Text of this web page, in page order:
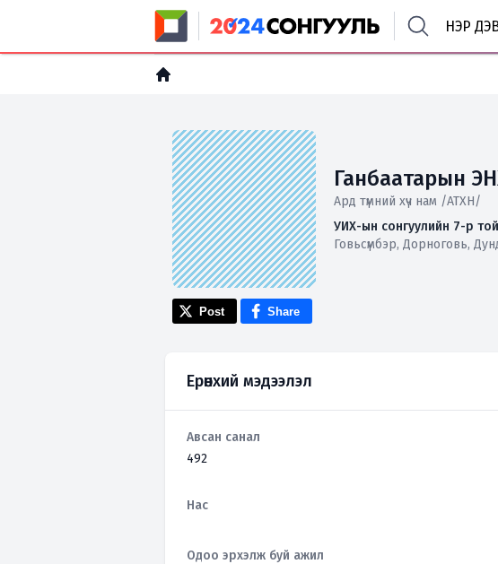
НЭР
Ганбаатарын
Ард түмний хүч нам /АТХН/
УИХ-ын сонгуулийн 7-р
Говьсүмбэр, Дорноговь,
Post Share
Ерөнхий мэдээлэл
Авсан санал
492
Нас
Одоо эрхэлж буй ажил